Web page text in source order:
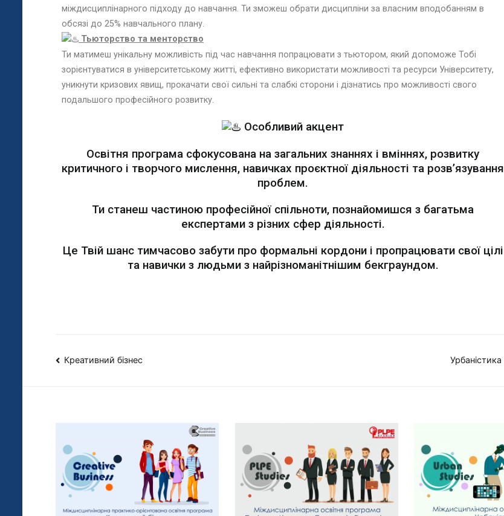
міждисциплінарного підходу до навчання. Ти зможеш обрати дисципліни за власним вподобанням в
обсязі до 25% навчального плану.
Тьюторство та менторство
Ти матимеш унікальну можливість під час навчання попрацювати з тьютором, який допоможе Тобі
зорієнтуватися в університетському житті, ефективно використати можливості та ресурси Університету,
уникнути кризових явищ, прокачати свої сильні та слабкі сторони і дізнатись про можливості свого
подальшого професійного розвитку.
Особливий акцент
Освітня програма сфокусована на загальних знаннях і вміннях, розвитку
критичного і творчого мислення, навичках проєктної діяльності та розв’язування
проблем.
Ти станеш частиною професійної спільноти, познайомишся з багатьма
експертами з різних сфер діяльності.
Це Твій шанс тимчасово забути про формальні кордони і пропрацювати свої цілі
та навички з людьми з найрізноманітнішим бекграундом.
Креативний бізнес Урбаністика